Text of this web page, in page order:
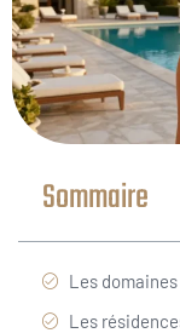
Sommaire